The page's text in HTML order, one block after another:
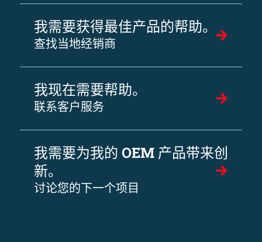
我需要获得最佳产品的帮助。
查找当地经销商
我现在需要帮助。
联系客户服务
我需要为我的 OEM 产品带来创
新。
讨论您的下一个项目